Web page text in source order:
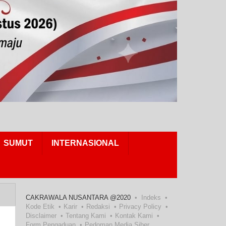
SUMUT INTERNASIONAL
CAKRAWALA NUSANTARA @2020
Indeks
Kode Etik
Karir Redaksi
Privacy Policy
Disclaimer
Tentang Kami
Kontak Kami